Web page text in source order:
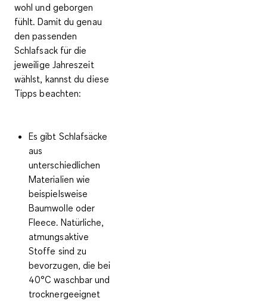
wohl und geborgen
fühlt. Damit du genau
den passenden
Schlafsack für die
jeweilige Jahreszeit
wählst, kannst du diese
Tipps beachten:
Es gibt Schlafsäcke
aus
unterschiedlichen
Materialien wie
beispielsweise
Baumwolle oder
Fleece. Natürliche,
atmungsaktive
Stoffe sind zu
bevorzugen, die bei
40°C waschbar und
trocknergeeignet